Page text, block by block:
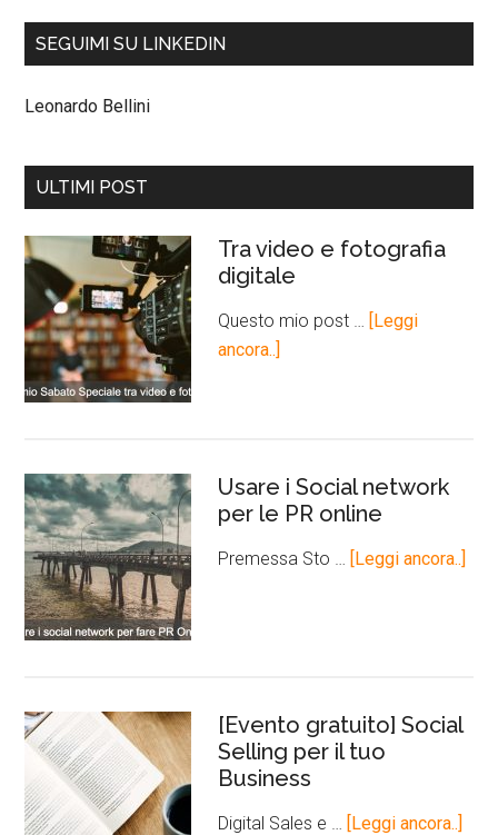
SEGUIMI SU LINKEDIN
Leonardo Bellini
ULTIMI POST
Tra video e fotografia
digitale
Questo mio post … [Leggi
ancora..]
Usare i Social network
per le PR online
Premessa Sto … [Leggi ancora..]
[Evento gratuito] Social
Selling per il tuo
Business
Digital Sales e … [Leggi ancora..]